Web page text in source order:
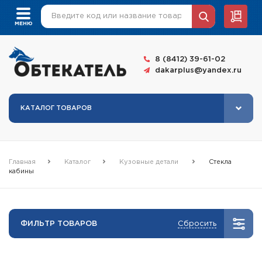
8 (8412) 39-61-02
dakarplus@yandex.ru
КАТАЛОГ ТОВАРОВ
Главная Каталог Кузовные детали
Стекла
кабины
ФИЛЬТР ТОВАРОВ Сбросить